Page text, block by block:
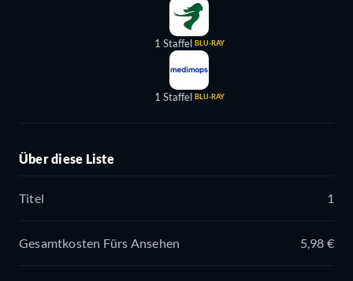
1 Staffel BLU-RAY
1 Staffel BLU-RAY
Über diese Liste
Titel 1
Gesamtkosten Fürs Ansehen 5,98 €